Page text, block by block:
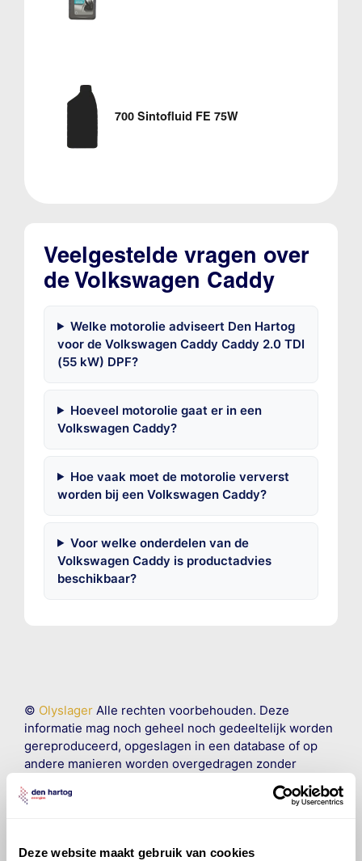
Deze website maakt gebruik van cookies
700 Sintofluid FE 75W
Veelgestelde vragen over
de Volkswagen Caddy
Welke motorolie adviseert Den Hartog
voor de Volkswagen Caddy Caddy 2.0 TDI
(55 kW) DPF?
Hoeveel motorolie gaat er in een
Volkswagen Caddy?
Hoe vaak moet de motorolie ververst
worden bij een Volkswagen Caddy?
Voor welke onderdelen van de
Volkswagen Caddy is productadvies
beschikbaar?
© OlyslagerAlle rechten voorbehouden. Deze
informatie mag noch geheel noch gedeeltelijk worden
gereproduceerd, opgeslagen in een database of op
andere manieren worden overgedragen zonder
Organisation B.V. Hoewel alles in het werk is gesteld
aansprakelijkheid aanvaard, anders dan waartoe een